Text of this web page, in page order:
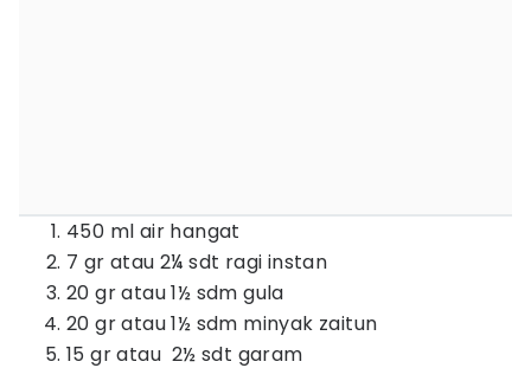
450 ml air hangat
7 gr atau 2¼ sdt ragi instan
20 gr atau 1½ sdm gula
20 gr atau 1½ sdm minyak zaitun
15 gr atau 2½ sdt garam